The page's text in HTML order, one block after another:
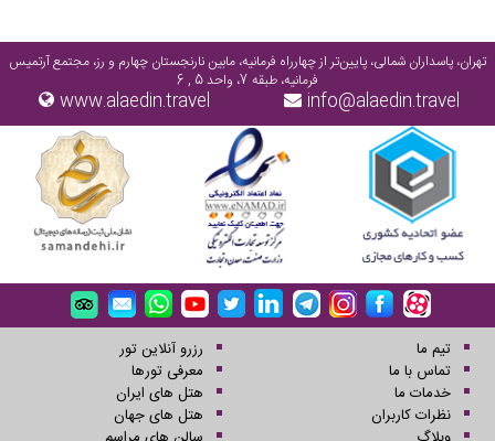
تهران، پاسداران شمالی، پایین‌تر از چهارراه فرمانیه، مابین نارنجستان چهارم و رز، مجتمع آرتمیس
فرمانیه، طبقه 7، واحد 5 , 6
info@alaedin.travel
www.alaedin.travel
تیم ما
تماس با ما
خدمات ما
نظرات کاربران
رزرو آنلاین تور
معرفی تورها
هتل های ایران
هتل های جهان